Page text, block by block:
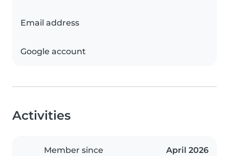
Email address
Google account
Activities
Member since April 2026